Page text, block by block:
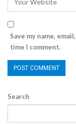
Save my name,
time I comment.
Search